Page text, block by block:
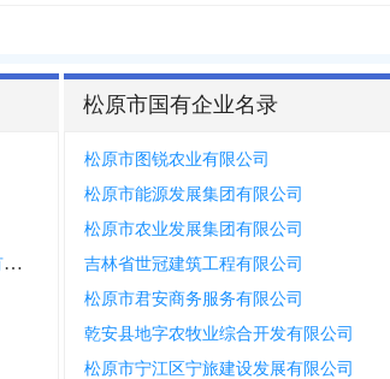
长岭中农吉牧八十八牧业产业园有限公司
松原市国有企业名录
松原市图锐农业有限公司
松原市能源发展集团有限公司
松原市农业发展集团有限公司
吉林省世冠建筑工程有限公司
松原市君安商务服务有限公司
乾安县地字农牧业综合开发有限公司
松原市宁江区宁旅建设发展有限公司